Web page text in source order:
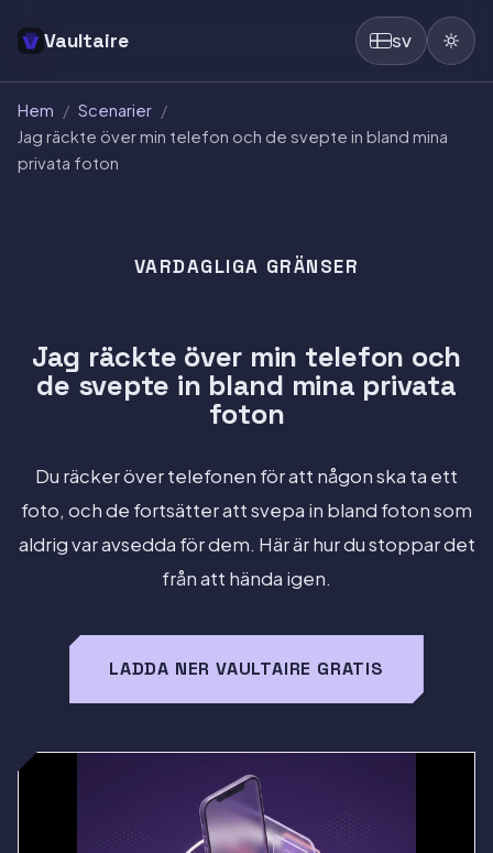
Vaultaire SV
Hem / Scenarier /
Jag räckte över min telefon och de svepte in bland mina
privata foton
VARDAGLIGA GRÄNSER
Jag räckte över min telefon och
de svepte in bland mina privata
foton
Du räcker över telefonen för att någon ska ta ett
foto, och de fortsätter att svepa in bland foton som
aldrig var avsedda för dem. Här är hur du stoppar det
från att hända igen.
LADDA NER VAULTAIRE GRATIS